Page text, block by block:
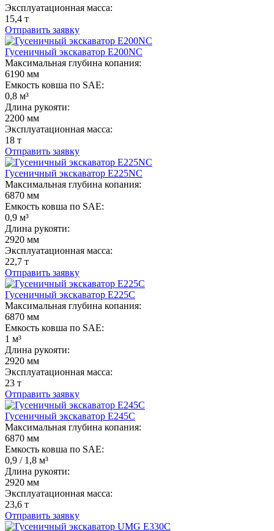
Эксплуатационная масса:
15,4 т
Отправить заявку
Гусеничный экскаватор E200NC
Максимальная глубина копания:
6190 мм
Емкость ковша по SAE:
0,8 м³
Длина рукояти:
2200 мм
Эксплуатационная масса:
18 т
Отправить заявку
Гусеничный экскаватор E225NC
Максимальная глубина копания:
6870 мм
Емкость ковша по SAE:
0,9 м³
Длина рукояти:
2920 мм
Эксплуатационная масса:
22,7 т
Отправить заявку
Гусеничный экскаватор E225C
Максимальная глубина копания:
6870 мм
Емкость ковша по SAE:
1 м³
Длина рукояти:
2920 мм
Эксплуатационная масса:
23 т
Отправить заявку
Гусеничный экскаватор E245C
Максимальная глубина копания:
6870 мм
Емкость ковша по SAE:
0,9 / 1,8 м³
Длина рукояти:
2920 мм
Эксплуатационная масса:
23,6 т
Отправить заявку